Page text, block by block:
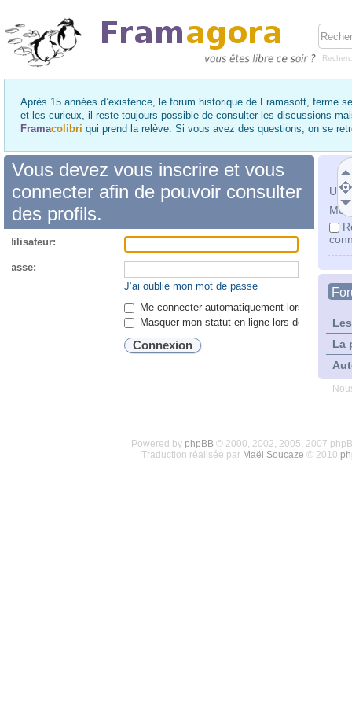
Après 15 années d’existence, le forum historique de Framasoft, ferme
et les curieux, il reste toujours possible de consulter les discussions
Framacolibri qui prend la relève. Si vous avez des questions, on se
Mot
La
Vous devez vous inscrire et vous
connecter afin de pouvoir consulter
des profils.
passe:
J’ai oublié mon mot de passe
Me connecter automatiquement lors de
Masquer mon statut en ligne lors de cette
Powered by phpBB© 2000, 2002, 2005, 2007
Traduction réalisée par Maël Soucaze © 2010